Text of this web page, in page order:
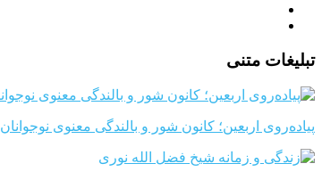
تبلیغات متنی
پیاده‌روی اربعین؛ کانون شور و بالندگی معنوی نوجوانان